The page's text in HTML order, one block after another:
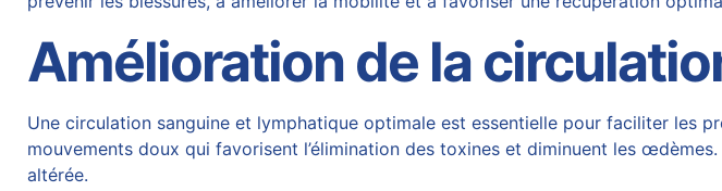
Amélioration de la
Une circulation sanguine et lymphatique optimale est essentielle pour faciliter les
mouvements doux qui favorisent l’élimination des toxines et diminuent les
altérée.